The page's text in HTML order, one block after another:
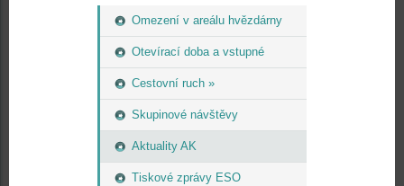
Omezení v areálu hvězdárny
Otevírací doba a vstupné
Cestovní ruch »
Skupinové návštěvy
Aktuality AK
Tiskové zprávy ESO